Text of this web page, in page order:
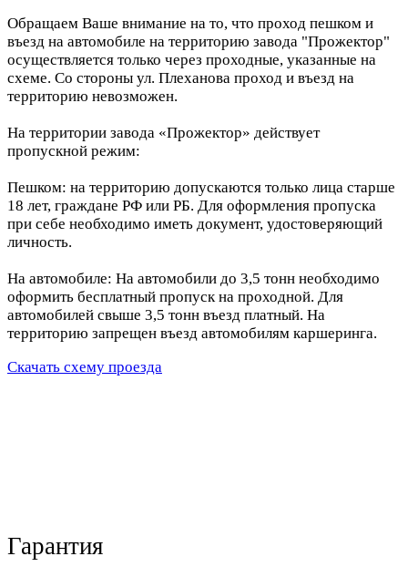
Обращаем Ваше внимание на то, что проход пешком и
въезд на автомобиле на территорию завода "Прожектор"
осуществляется только через проходные, указанные на
схеме. Со стороны ул. Плеханова проход и въезд на
территорию невозможен.
На территории завода «Прожектор» действует
пропускной режим:
Пешком: на территорию допускаются только лица старше
18 лет, граждане РФ или РБ. Для оформления пропуска
при себе необходимо иметь документ, удостоверяющий
личность.
На автомобиле: На автомобили до 3,5 тонн необходимо
оформить бесплатный пропуск на проходной. Для
автомобилей свыше 3,5 тонн въезд платный. На
территорию запрещен въезд автомобилям каршеринга.
Скачать схему проезда
Гарантия